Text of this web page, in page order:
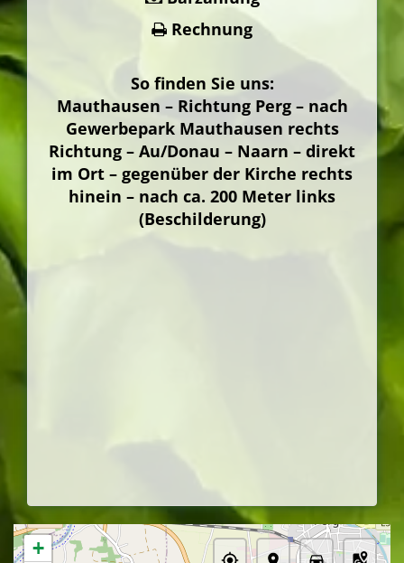
Rechnung
So finden Sie uns:
Mauthausen – Richtung Perg – nach
Gewerbepark Mauthausen rechts
Richtung – Au/Donau – Naarn – direkt
im Ort – gegenüber der Kirche rechts
hinein – nach ca. 200 Meter links
(Beschilderung)
+